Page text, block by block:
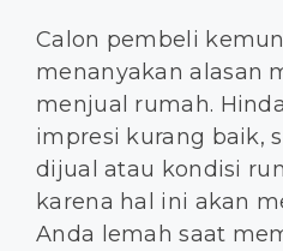
Calon pembeli
menanyakan alasan
menjual rumah.
impresi kurang baik,
dijual atau kondisi
karena hal ini akan
Anda lemah saat